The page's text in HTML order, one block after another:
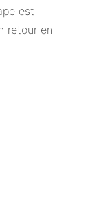
est
retour en